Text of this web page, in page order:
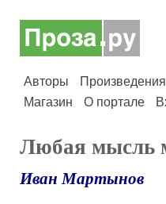
Авторы Произведения
Магазин
О портале
Любая мысль
Иван Мартынов